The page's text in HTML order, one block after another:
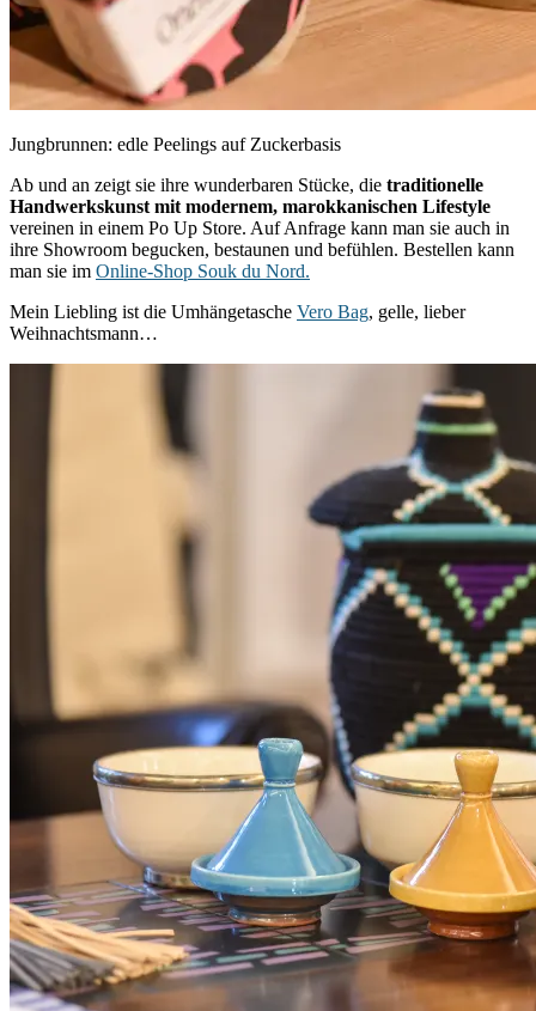
Jungbrunnen: edle Peelings auf Zuckerbasis
Ab und an zeigt sie ihre wunderbaren Stücke, die traditionelle
Handwerkskunst mit modernem, marokkanischen Lifestyle
vereinen in einem Po Up Store. Auf Anfrage kann man sie auch in
ihre Showroom begucken, bestaunen und befühlen. Bestellen kann
man sie im Online-Shop Souk du Nord.
Mein Liebling ist die Umhängetasche Vero Bag, gelle, lieber
Weihnachtsmann…